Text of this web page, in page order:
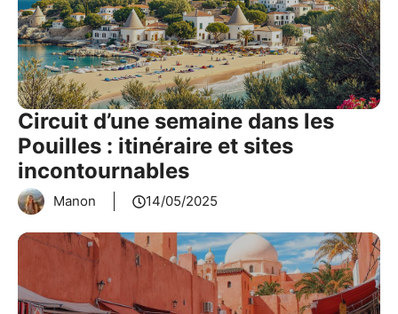
Circuit d’une semaine dans les
Pouilles : itinéraire et sites
incontournables
Manon 14/05/2025